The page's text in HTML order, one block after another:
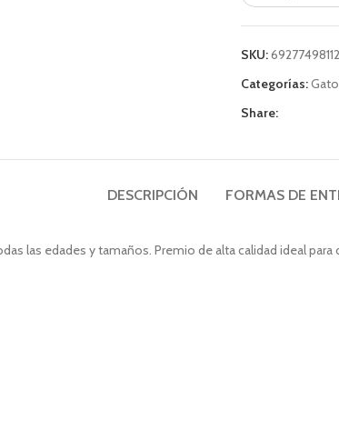
SKU:
Categorías:
Share:
DESCRIPCIÓN FORMAS DE
las edades y tamaños. Premio de alta calidad ideal